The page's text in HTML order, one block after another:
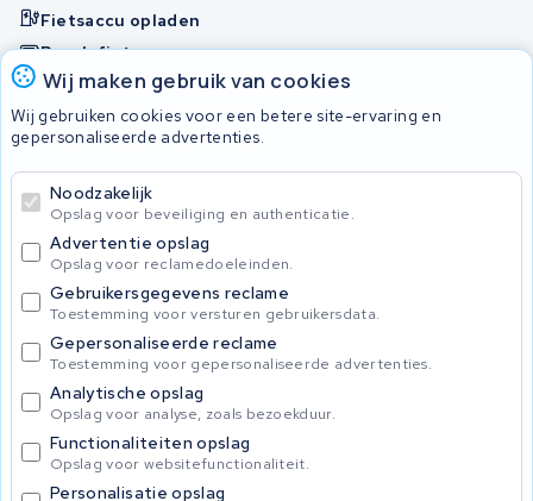
Wij maken gebruik van cookies
Wij gebruiken cookies voor een betere site-ervaring en
gepersonaliseerde advertenties.
Noodzakelijk
Opslag voor beveiliging en authenticatie.
Advertentie opslag
Opslag voor reclamedoeleinden.
Gebruikersgegevens reclame
Toestemming voor versturen gebruikersdata.
Gepersonaliseerde reclame
Toestemming voor gepersonaliseerde advertenties.
Analytische opslag
Opslag voor analyse, zoals bezoekduur.
Functionaliteiten opslag
Opslag voor websitefunctionaliteit.
Personalisatie opslag
Fietsaccu opladen
Bosch fietsaccu
Nakijken en contact opnemen
Onherstelbaar
© 2026 KWS Seuren
Algemene Voorwaarden
Privacybeleid